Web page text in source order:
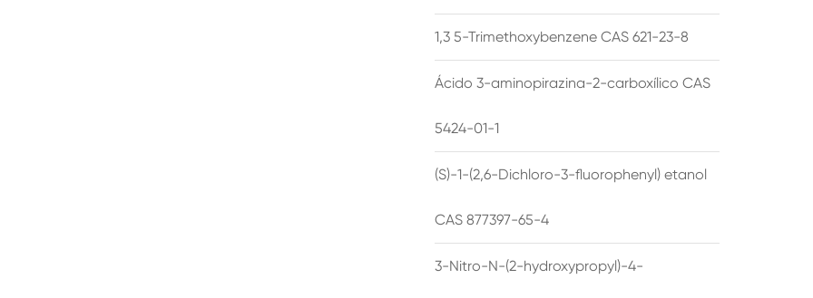
1,3 5-Trimethoxybenzene CAS 621-23-8
Ácido 3-aminopirazina-2-carboxílico CAS
5424-01-1
(S)-1-(2,6-Dichloro-3-fluorophenyl) etanol
CAS 877397-65-4
3-Nitro-N-(2-hydroxypropyl)-4-